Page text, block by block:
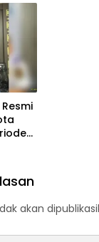
akan